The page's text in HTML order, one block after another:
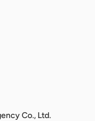
Co., Ltd.